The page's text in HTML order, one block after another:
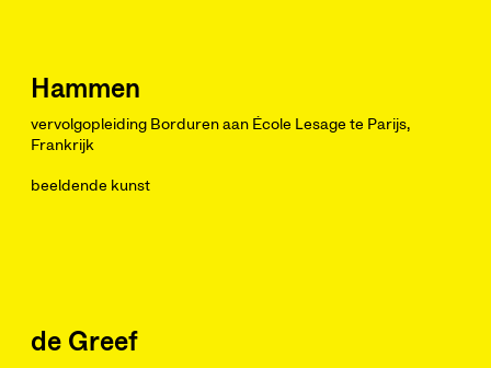
Hammen
vervolgopleiding Borduren aan École Lesage te Parijs,
Frankrijk
beeldende kunst
de Greef